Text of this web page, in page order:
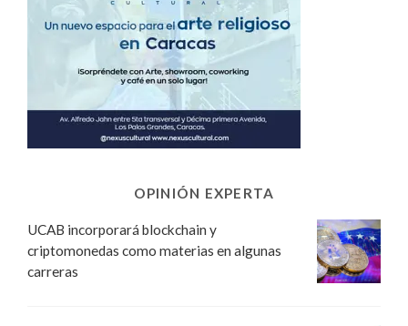
OPINIÓN EXPERTA
UCAB incorporará blockchain y
criptomonedas como materias en algunas
carreras